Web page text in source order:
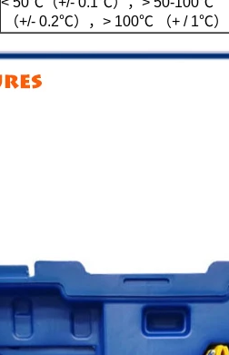
（+/- 0.2℃），> 100℃
（+ / 1℃）